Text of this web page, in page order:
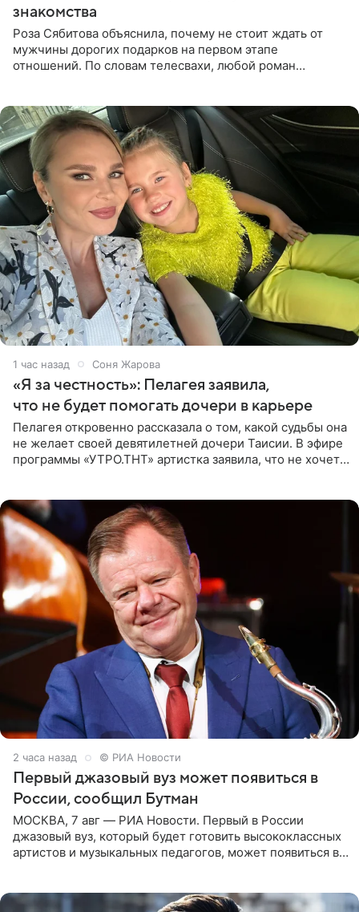
знакомства
Роза Сябитова объяснила, почему не стоит ждать от
мужчины дорогих подарков на первом этапе
отношений. По словам телесвахи, любой роман
1 час назад Соня Жарова
«Я за честность»: Пелагея заявила,
что не будет помогать дочери в карьере
Пелагея откровенно рассказала о том, какой судьбы она
не желает своей девятилетней дочери Таисии. В эфире
программы «УТРО.ТНТ» артистка заявила, что не хочет
2 часа назад © РИА Новости
Первый джазовый вуз может появиться в
России, сообщил Бутман
МОСКВА, 7 авг — РИА Новости. Первый в России
джазовый вуз, который будет готовить высококлассных
артистов и музыкальных педагогов, может появиться в